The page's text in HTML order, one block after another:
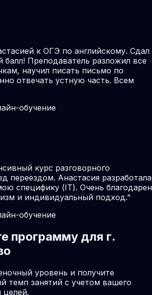
к ОГЭ по английскому. Сдал
балл! Преподаватель разложил все
научил писать письмо по
отвечать устную часть. Всем
обучение
курс разговорного
переездом. Анастасия разработала
специфику (IT). Очень благодарен
и индивидуальный подход."
обучение
программу для г.
уровень и получите
темп занятий с учетом вашего
целей.